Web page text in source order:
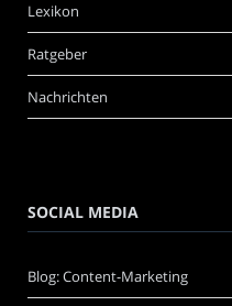
Lexikon
Ratgeber
Nachrichten
SOCIAL MEDIA
Blog: Content-Marketing